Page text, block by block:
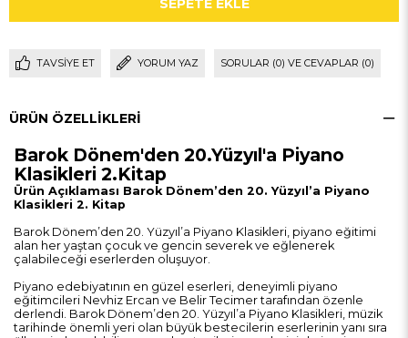
TAVSIYE ET YORUM YAZ SORULAR (0) VE CEVAPLAR (0)
ÜRÜN ÖZELLIKLERI
Barok Dönem'den 20.Yüzyıl'a Piyano
Klasikleri 2.Kitap
Ürün Açıklaması Barok Dönem’den 20. Yüzyıl’a Piyano
Klasikleri 2. Kitap
Barok Dönem’den 20. Yüzyıl’a Piyano Klasikleri, piyano eğitimi
alan her yaştan çocuk ve gencin severek ve eğlenerek
çalabileceği eserlerden oluşuyor.
Piyano edebiyatının en güzel eserleri, deneyimli piyano
eğitimcileri Nevhiz Ercan ve Belir Tecimer tarafından özenle
derlendi. Barok Dönem’den 20. Yüzyıl’a Piyano Klasikleri, müzik
tarihinde önemli yeri olan büyük bestecilerin eserlerinin yanı sıra